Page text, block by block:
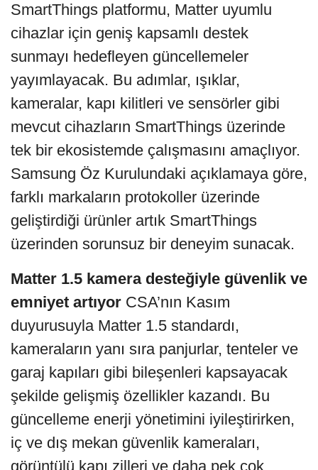
SmartThings platformu, Matter uyumlu
cihazlar için geniş kapsamlı destek
sunmayı hedefleyen güncellemeler
yayımlayacak. Bu adımlar, ışıklar,
kameralar, kapı kilitleri ve sensörler gibi
mevcut cihazların SmartThings üzerinde
tek bir ekosistemde çalışmasını amaçlıyor.
Samsung Öz Kurulundaki açıklamaya göre,
farklı markaların protokoller üzerinde
geliştirdiği ürünler artık SmartThings
üzerinden sorunsuz bir deneyim sunacak.
Matter 1.5 kamera desteğiyle güvenlik ve
emniyet artıyor CSA’nın Kasım
duyurusuyla Matter 1.5 standardı,
kameraların yanı sıra panjurlar, tenteler ve
garaj kapıları gibi bileşenleri kapsayacak
şekilde gelişmiş özellikler kazandı. Bu
güncelleme enerji yönetimini iyileştirirken,
iç ve dış mekan güvenlik kameraları,
görüntülü kapı zilleri ve daha pek çok